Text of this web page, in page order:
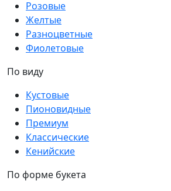
Розовые
Желтые
Разноцветные
Фиолетовые
По виду
Кустовые
Пионовидные
Премиум
Классические
Кенийские
По форме букета